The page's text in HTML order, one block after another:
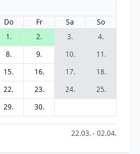
Do Fr Sa
So
1.
2. 3.
4.
8. 9. 10.
11.
15. 16. 17.
18.
22. 23. 24.
25.
29. 30.
22.03. - 02.04.